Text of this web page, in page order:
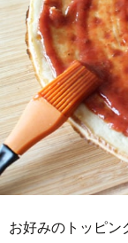
お好みのトッピン